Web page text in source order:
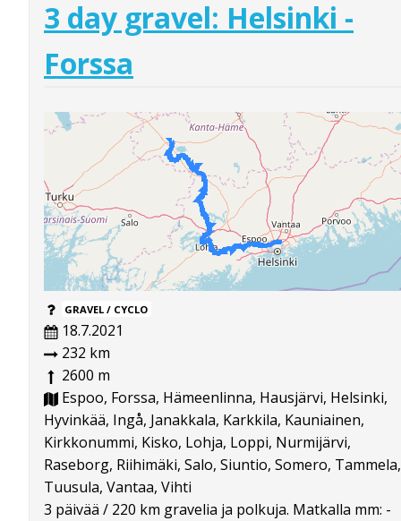
3 day gravel: Helsinki -
Forssa
GRAVEL / CYCLO
18.7.2021
232 km
2600 m
Espoo, Forssa, Hämeenlinna, Hausjärvi, Helsinki,
Hyvinkää, Ingå, Janakkala, Karkkila, Kauniainen,
Kirkkonummi, Kisko, Lohja, Loppi, Nurmijärvi,
Raseborg, Riihimäki, Salo, Siuntio, Somero, Tammela,
Tuusula, Vantaa, Vihti
3 päivää / 220 km gravelia ja polkuja. Matkalla mm: -